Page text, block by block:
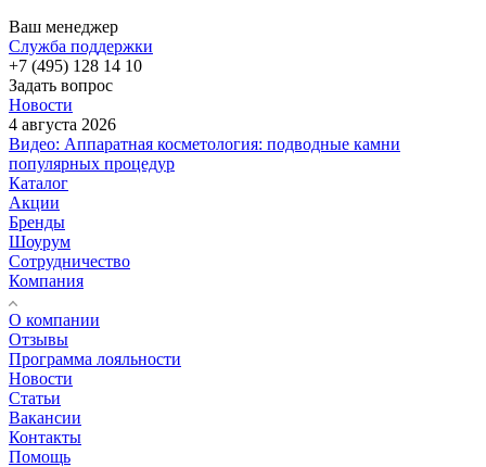
Ваш менеджер
Служба поддержки
+7 (495) 128 14 10
Задать вопрос
Новости
4 августа 2026
Видео: Аппаратная косметология: подводные камни
популярных процедур
Каталог
Акции
Бренды
Шоурум
Сотрудничество
Компания
О компании
Отзывы
Программа лояльности
Новости
Статьи
Вакансии
Контакты
Помощь